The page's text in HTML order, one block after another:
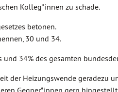
Kolleg*innen zu schade.
betonen.
30 und 34.
und 34% des gesamten
der Heizungswende geradezu
Gegner*innen gern